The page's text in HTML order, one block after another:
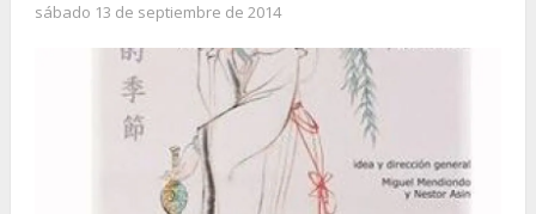
sábado 13 de septiembre de 2014